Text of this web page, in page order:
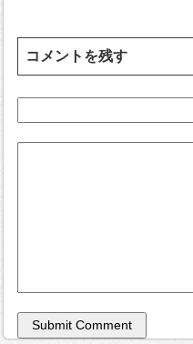
コメントを残す